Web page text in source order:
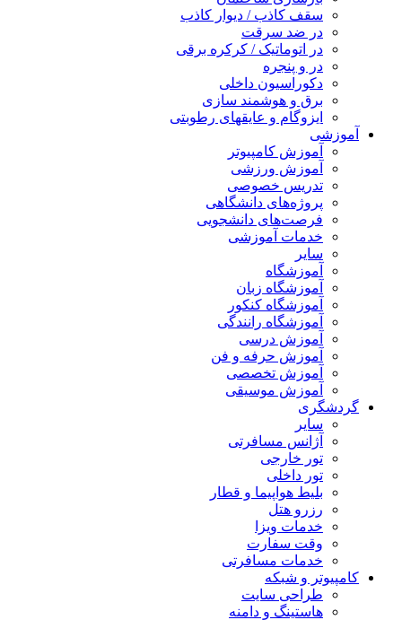
سقف کاذب / دیوار کاذب
در ضد سرقت
در اتوماتیک / کرکره برقی
در و پنجره
دکوراسیون داخلی
برق و هوشمند سازی
ایزوگام و عایقهای رطوبتی
آموزشی
آموزش کامپیوتر
آموزش ورزشی
تدریس خصوصی
پروژه‌های دانشگاهی
فرصت‌های دانشجویی
خدمات آموزشی
سایر
آموزشگاه
آموزشگاه زبان
آموزشگاه کنکور
آموزشگاه رانندگی
آموزش درسی
آموزش حرفه و فن
آموزش تخصصی
آموزش موسیقی
گردشگری
سایر
آژانس مسافرتی
تور خارجی
تور داخلی
بلیط هواپیما و قطار
رزرو هتل
خدمات ویزا
وقت سفارت
خدمات مسافرتی
کامپیوتر و شبکه
طراحی سایت
هاستینگ و دامنه